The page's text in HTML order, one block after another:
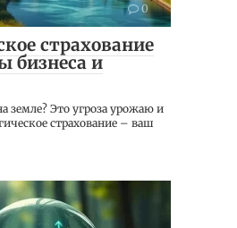
0
страхование
бизнеса и
земле? Это угроза урожаю и
страхование – ваш